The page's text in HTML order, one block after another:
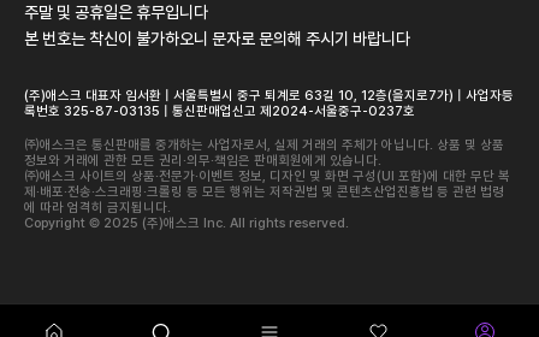
주말 및 공휴일은 휴무입니다
본 번호는 착신이 불가하오니 문자로 문의해 주시기 바랍니다
(주)애스크 대표자 임서환 | 서울특별시 중구 퇴계로 63길 10, 12층(을지로7가) | 사업자등
록번호 325-87-03135 | 통신판매업신고 제2024-서울중구-0237호
㈜애스크은 통신판매를 중개하는 사업자로서, 실제 거래의 주체가 아닙니다. 상품 및 상품
정보와 거래에 관한 모든 권리·의무·책임은 판매회원에게 있습니다.
㈜애스크 사이트의 상품·전문가·이벤트 정보, 디자인 및 화면 구성(UI 포함)에 대한 무단 복
제·배포·전송·스크래핑·크롤링 등 모든 행위는 저작권법 및 콘텐츠산업진흥법 등 관련 법령
에 따라 엄격히 금지됩니다.
Copyright © 2025 (주)애스크 Inc. All rights reserved.